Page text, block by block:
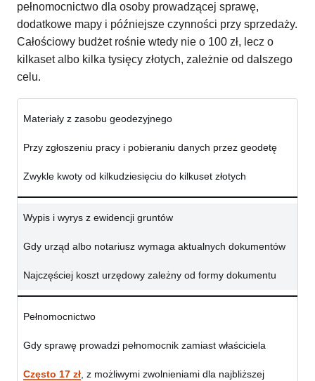
pełnomocnictwo dla osoby prowadzącej sprawę,
dodatkowe mapy i późniejsze czynności przy sprzedaży.
Całościowy budżet rośnie wtedy nie o 100 zł, lecz o
kilkaset albo kilka tysięcy złotych, zależnie od dalszego
celu.
Materiały z zasobu geodezyjnego
Przy zgłoszeniu pracy i pobieraniu danych przez geodetę
Zwykle kwoty od kilkudziesięciu do kilkuset złotych
Wypis i wyrys z ewidencji gruntów
Gdy urząd albo notariusz wymaga aktualnych dokumentów
Najczęściej koszt urzędowy zależny od formy dokumentu
Pełnomocnictwo
Gdy sprawę prowadzi pełnomocnik zamiast właściciela
Często 17 zł, z możliwymi zwolnieniami dla najbliższej